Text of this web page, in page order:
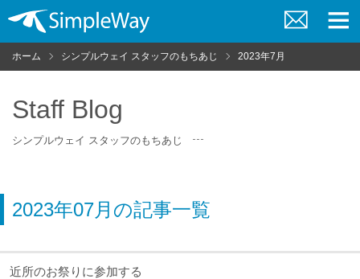
問
ニ
ホーム シンプルウェイ スタッフのもちあじ 2023年7月
Staff Blog
シンプルウェイ スタッフのもちあじ
2023年07月の記事一覧
近所のお祭りに参加する